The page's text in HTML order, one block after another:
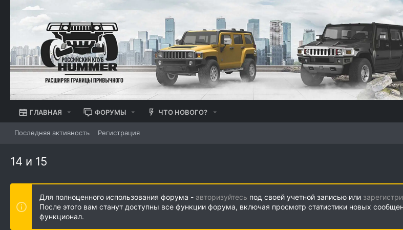
ГЛАВНАЯ ФОРУМЫ ЧТО НОВОГО?
Последняя активность Регистрация
14 и 15
Для полноценного использования форума - авторизуйтесь под своей учетной записью или
После этого вам станут доступны все функции форума, включая просмотр статистики новых
функционал.